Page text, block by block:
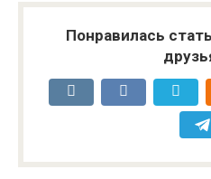
Понравилась